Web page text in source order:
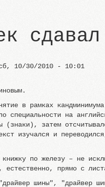
10/30/2010 - 10:01
в рамках
специальности на
(знаки), затем
изучался и
по железу – не
естественно, прямо с
шины", "драйвер